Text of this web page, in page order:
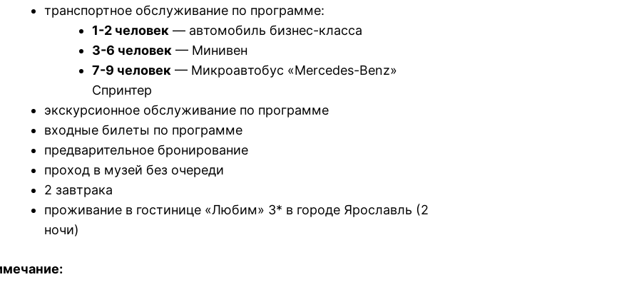
транспортное обслуживание по программе:
1-2 человек — автомобиль бизнес-класса
3-6 человек — Минивен
7-9 человек — Микроавтобус «Mercedes-Benz»
Спринтер
экскурсионное обслуживание по программе
входные билеты по программе
предварительное бронирование
проход в музей без очереди
2 завтрака
проживание в гостинице «Любим» 3* в городе Ярославль (2
ночи)